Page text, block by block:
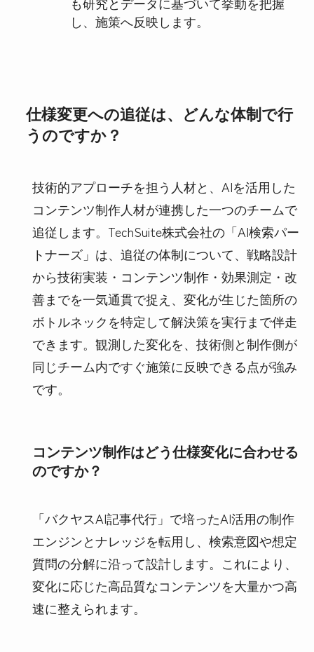
し、施策へ反映します。
仕様変更への追従は、どんな体制で行
うのですか？
技術的アプローチを担う人材と、AIを活用した
コンテンツ制作人材が連携した一つのチームで
追従します。TechSuite株式会社の「AI検索パー
トナーズ」は、追従の体制について、戦略設計
から技術実装・コンテンツ制作・効果測定・改
善までを一気通貫で捉え、変化が生じた箇所の
ボトルネックを特定して解決策を実行まで伴走
できます。観測した変化を、技術側と制作側が
同じチーム内ですぐ施策に反映できる点が強み
です。
コンテンツ制作はどう仕様変化に合わせる
のですか？
「バクヤスAI記事代行」で培ったAI活用の制作
エンジンとナレッジを転用し、検索意図や想定
質問の分解に沿って設計します。これにより、
変化に応じた高品質なコンテンツを大量かつ高
速に整えられます。